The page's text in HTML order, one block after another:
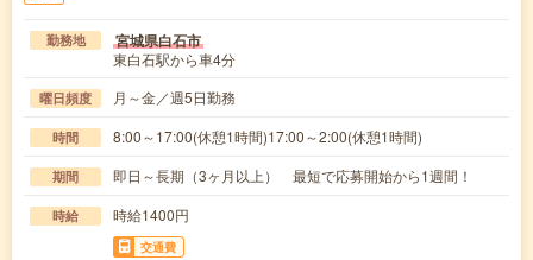
勤務地 宮城県白石市
東白石駅から車4分
曜日頻度 月～金／週5日勤務
時間 8:00～17:00(休憩1時間)17:00～2:00(休憩1時間)
期間 即日～長期（3ヶ月以上） 最短で応募開始から1週間！
時給 時給1400円
交通費